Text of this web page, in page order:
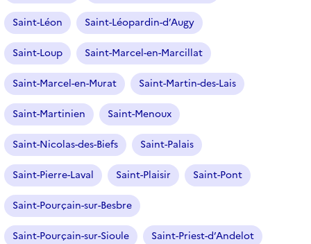
Saint-Léon Saint-Léopardin-d’Augy
Saint-Loup Saint-Marcel-en-Marcillat
Saint-Marcel-en-Murat Saint-Martin-des-Lais
Saint-Martinien Saint-Menoux
Saint-Nicolas-des-Biefs Saint-Palais
Saint-Pierre-Laval Saint-Plaisir Saint-Pont
Saint-Pourçain-sur-Besbre
Saint-Pourçain-sur-Sioule Saint-Priest-d’Andelot